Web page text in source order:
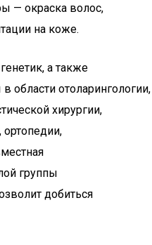
— окраска волос,
на коже.
а также
области отоларингологии,
хирургии,
группы
добиться